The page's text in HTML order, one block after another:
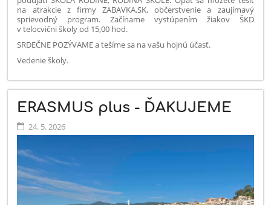
na atrakcie z firmy ZABAVKA.SK, občerstvenie a zaujímavý
sprievodný program. Začíname vystúpením žiakov ŠKD
v telocvični školy od 15,00 hod.
SRDEČNE POZÝVAME a tešíme sa na vašu hojnú účasť.
Vedenie školy.
ERASMUS plus - ĎAKUJEME
24. 5. 2026